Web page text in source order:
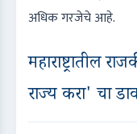
अधिक गरजेचे आहे.
महाराष्ट्रातील
राज्य करा' चा